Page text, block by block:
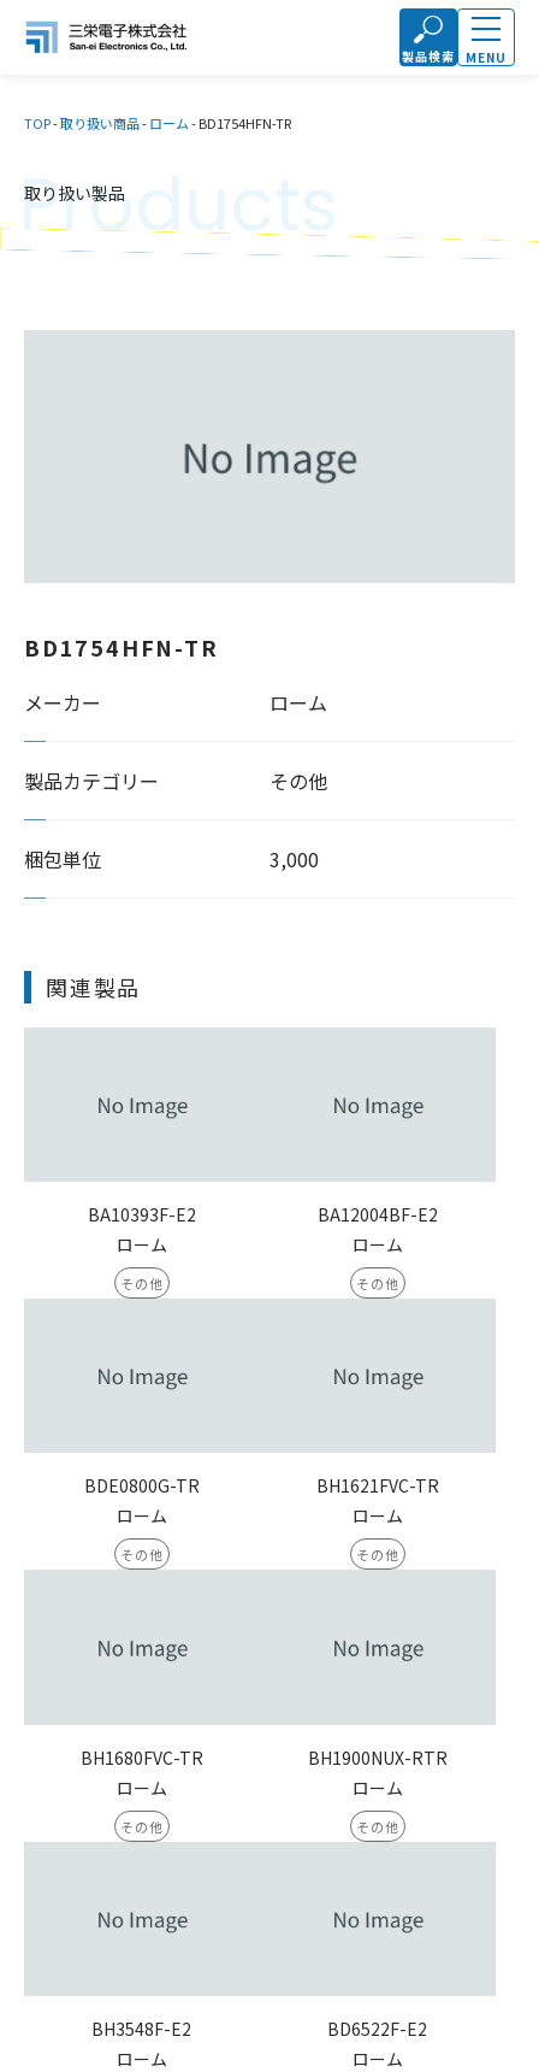
製品検索 MENU
TOP-取り扱い商品-ローム-BD1754HFN-TR
取り扱い製品
Products
BD1754HFN-TR
メーカー ローム
製品カテゴリー その他
梱包単位 3,000
関連製品
BA10393F-E2
ローム
その他
BA12004BF-E2
ローム
その他
BDE0800G-TR
ローム
その他
BH1621FVC-TR
ローム
その他
BH1680FVC-TR
ローム
その他
BH1900NUX-RTR
ローム
その他
BH3548F-E2
ローム
BD6522F-E2
ローム